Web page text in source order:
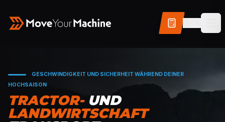
GESCHWINDIGKEIT UND SICHERHEIT WÄHREND
HOCHSAISON